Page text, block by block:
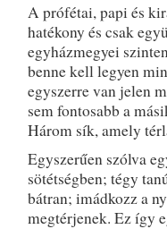
A prófétai, papi és
hatékony és csak
egyházmegyei
benne kell legyen
egyszerre van jelen
sem fontosabb a
Három sík, amely
Egyszerűen szólva
sötétségben; tégy
bátran; imádkozz a
megtérjenek. Ez így